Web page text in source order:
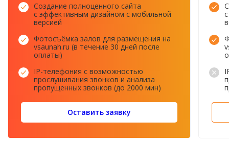
Создание полноценного сайта
с эффективным дизайном с мобильной
версией
Фотосъёмка залов для размещения на
vsaunah.ru (в течение 30 дней после
оплаты)
IP-телефония с возможностью
прослушивания звонков и анализа
пропущенных звонков (до 2000 мин)
Оставить заявку